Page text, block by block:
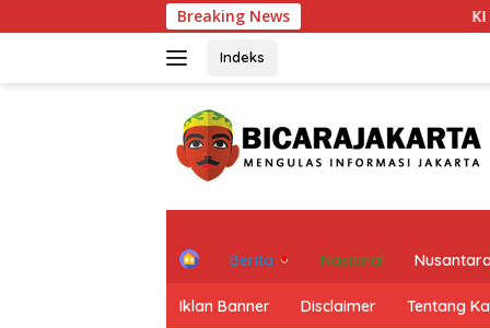
ke
Breaking News KI DKI Jakarta
Indeks
H
e
Berita Nasional
Iklan Banner Disclaimer Tentang